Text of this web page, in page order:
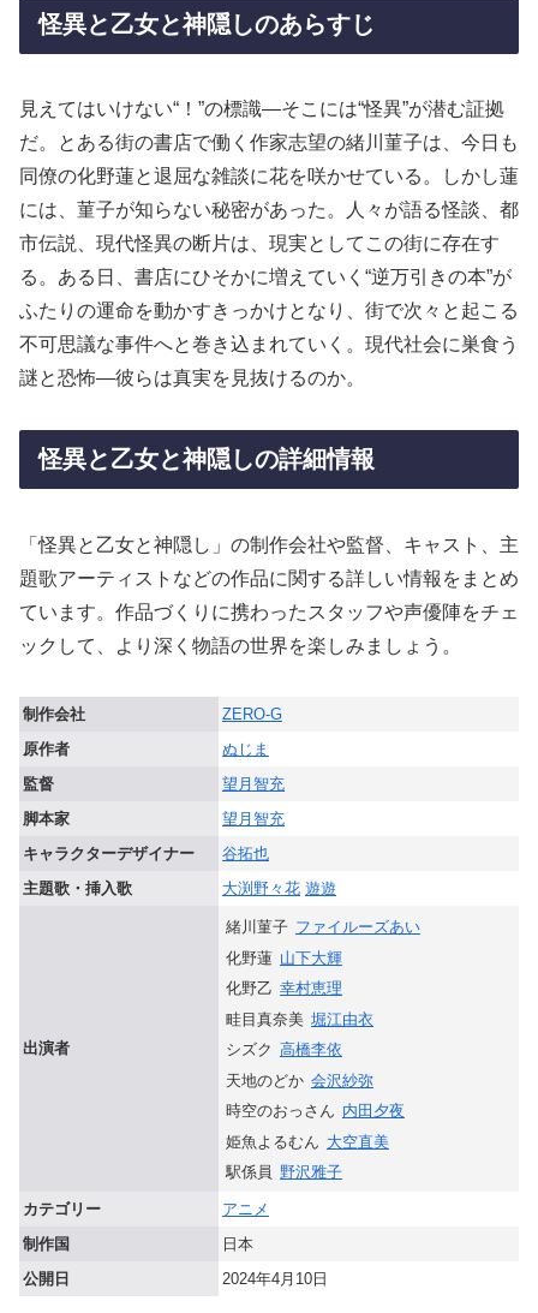
怪異と乙女と神隠しのあらすじ
見えてはいけない“！”の標識—そこには“怪異”が潜む証拠
だ。とある街の書店で働く作家志望の緒川菫子は、今日も
同僚の化野蓮と退屈な雑談に花を咲かせている。しかし蓮
には、菫子が知らない秘密があった。人々が語る怪談、都
市伝説、現代怪異の断片は、現実としてこの街に存在す
る。ある日、書店にひそかに増えていく“逆万引きの本”が
ふたりの運命を動かすきっかけとなり、街で次々と起こる
不可思議な事件へと巻き込まれていく。現代社会に巣食う
謎と恐怖—彼らは真実を見抜けるのか。
怪異と乙女と神隠しの詳細情報
「怪異と乙女と神隠し」の制作会社や監督、キャスト、主
題歌アーティストなどの作品に関する詳しい情報をまとめ
ています。作品づくりに携わったスタッフや声優陣をチェ
ックして、より深く物語の世界を楽しみましょう。
制作会社
ZERO-G
原作者
ぬじま
監督
望月智充
脚本家
望月智充
キャラクターデザイナー
谷拓也
主題歌・挿入歌
大渕野々花 遊遊
出演者
緒川菫子 ファイルーズあい
化野蓮 山下大輝
化野乙 幸村恵理
畦目真奈美 堀江由衣
シズク 高橋李依
天地のどか 会沢紗弥
時空のおっさん 内田夕夜
姫魚よるむん 大空直美
駅係員 野沢雅子
カテゴリー
アニメ
制作国
日本
公開日
2024年4月10日